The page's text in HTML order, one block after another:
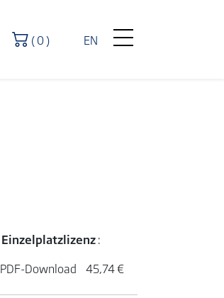
EN
Warenkorb
( 0 )
Einzelplatzlizenz:
PDF-Download 45,74 €